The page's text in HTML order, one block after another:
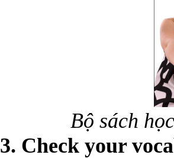
Bộ sách
3. Check your